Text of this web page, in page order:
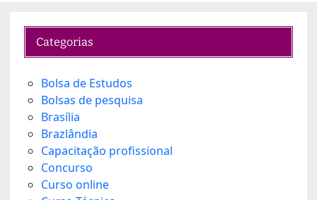
Categorias
Bolsa de Estudos
Bolsas de pesquisa
Brasília
Brazlândia
Capacitação profissional
Concurso
Curso online